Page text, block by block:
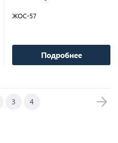
ЖОС-57
Подробнее
3 4